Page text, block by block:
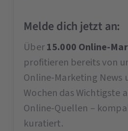
Melde dich jetzt an:
Über15.000 Online-
profitieren bereits von
Online-Marketing News
Wochen das Wichtigste
Online-Quellen –
kuratiert.